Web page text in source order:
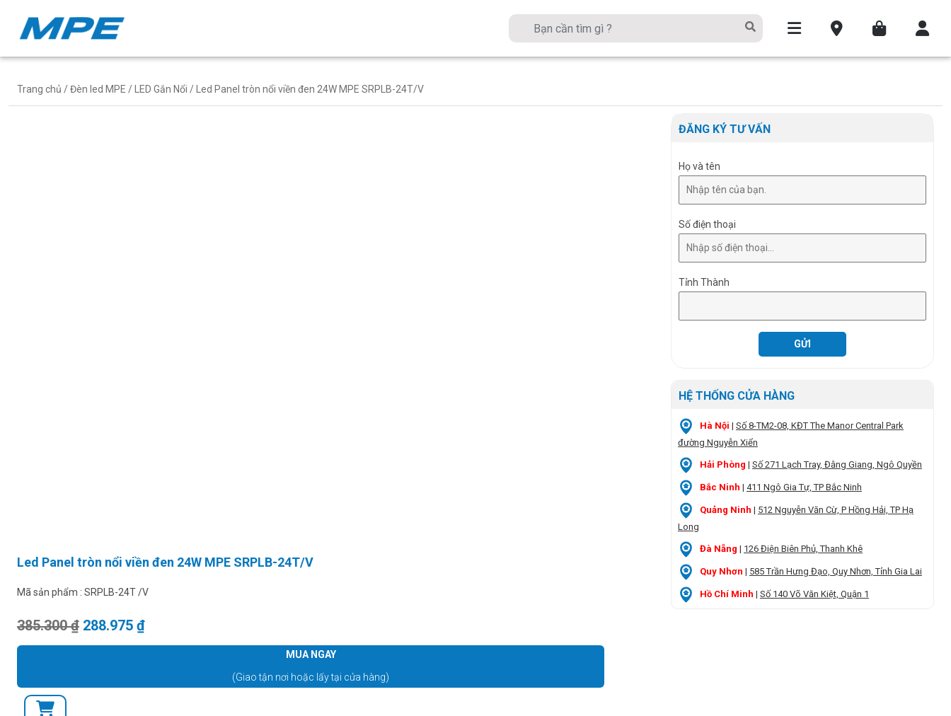
Trang chủ /Đèn led MPE / LED Gắn Nổi / Led Panel tròn nổi viền đen 24W MPE SRPLB-24T/V
Led Panel tròn nổi viền đen 24W MPE SRPLB-24T/V
Mã sản phẩm : SRPLB-24T /V
385.300₫ Giá gốc là: 385.300 ₫.
288.975 ₫Giá hiện tại là: 288.975 ₫.
MUA NGAY
(Giao tận nơi hoặc lấy tại cửa hàng)
ĐĂNG KÝ TƯ VẤN
Họ và tên
Số điện thoại
Tỉnh Thành
HỆ THỐNG CỬA HÀNG
Hà Nội | Số 8-TM2-08, KĐT The Manor Central Park
đường Nguyễn Xiển
Hải Phòng | Số 271 Lạch Tray, Đằng Giang, Ngô Quyền
Bắc Ninh | 411 Ngô Gia Tự, TP Bắc Ninh
Quảng Ninh | 512 Nguyễn Văn Cừ, P Hồng Hải, TP Hạ
Long
Đà Nẵng | 126 Điện Biên Phủ, Thanh Khê
Quy Nhơn | 585 Trần Hưng Đạo, Quy Nhơn, Tỉnh Gia Lai
Hồ Chí Minh | Số 140 Võ Văn Kiệt, Quận 1